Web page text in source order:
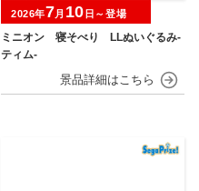
ミニオン 寝そべり LLぬいぐるみ‐
ティム‐
2026年7月 10 日～登場